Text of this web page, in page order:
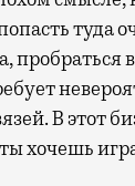
туда
В этот
хочешь